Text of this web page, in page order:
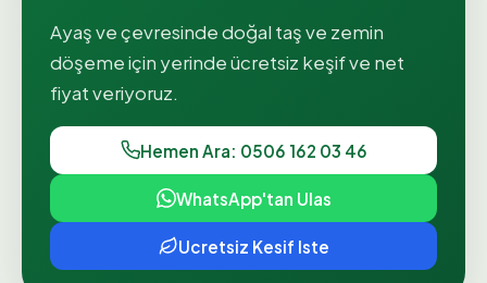
Ayaşve çevresindedoğal taş ve zemin
döşemeiçin yerinde ücretsiz keşif ve net
fiyat veriyoruz.
Hemen Ara: 0506 162 03 46
WhatsApp'tan Ulas
Ucretsiz Kesif Iste